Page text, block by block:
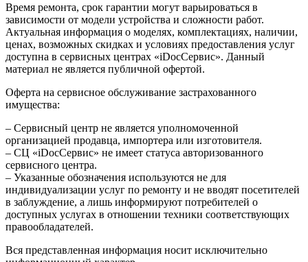
Время ремонта, срок гарантии могут варьироваться в
зависимости от модели устройства и сложности работ.
Актуальная информация о моделях, комплектациях, наличии,
ценах, возможных скидках и условиях предоставления услуг
доступна в сервисных центрах «iDocСервис». Данный
материал не является публичной офертой.
Оферта на сервисное обслуживание застрахованного
имущества:
– Сервисный центр не является уполномоченной
организацией продавца, импортера или изготовителя.
– СЦ «iDocСервис» не имеет статуса авторизованного
сервисного центра.
– Указанные обозначения используются не для
индивидуализации услуг по ремонту и не вводят посетителей
в заблуждение, а лишь информируют потребителей о
доступных услугах в отношении техники соответствующих
правообладателей.
Вся представленная информация носит исключительно